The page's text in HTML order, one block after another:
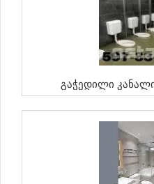
Გაჭედილი